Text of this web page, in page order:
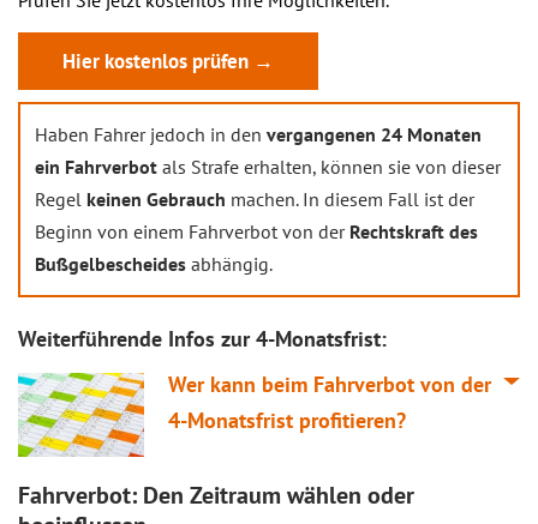
Hier kostenlos prüfen →
Haben Fahrer jedoch in den vergangenen 24 Monaten
ein Fahrverbot als Strafe erhalten, können sie von dieser
Regel keinen Gebrauch machen. In diesem Fall ist der
Beginn von einem Fahrverbot von der Rechtskraft des
Bußgelbescheides abhängig.
Weiterführende Infos zur 4-Monatsfrist:
Wer kann beim Fahrverbot von der
4-Monatsfrist profitieren?
Fahrverbot: Den Zeitraum wählen oder